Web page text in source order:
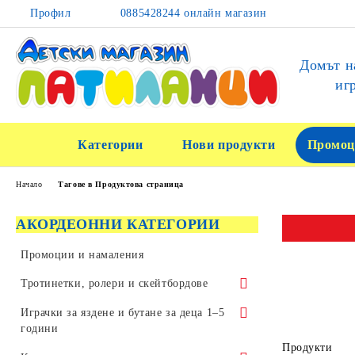
Профил 0885428244 онлайн магазин
Домът
Категории Нови продукти
АКОРДЕОННИ КАТЕГОРИИ
Промоции и намаления
Тротинетки, ролери и скейтбордове
Тротинетки за трикове и скачане
Играчки за яздене и бутане за деца 1–5
години
Начало Тагове в Продуктова страница
Продукти